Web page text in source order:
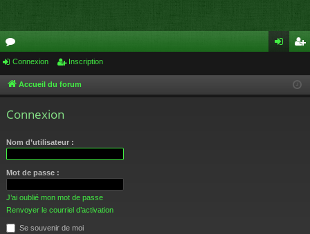
or
u cri
Connexion Inscription
Accueil du forum
Connexion
Nom d’utilisateur :
Mot de passe :
J’ai oublié mon mot de passe
Renvoyer le courriel d’activation
Se souvenir de moi